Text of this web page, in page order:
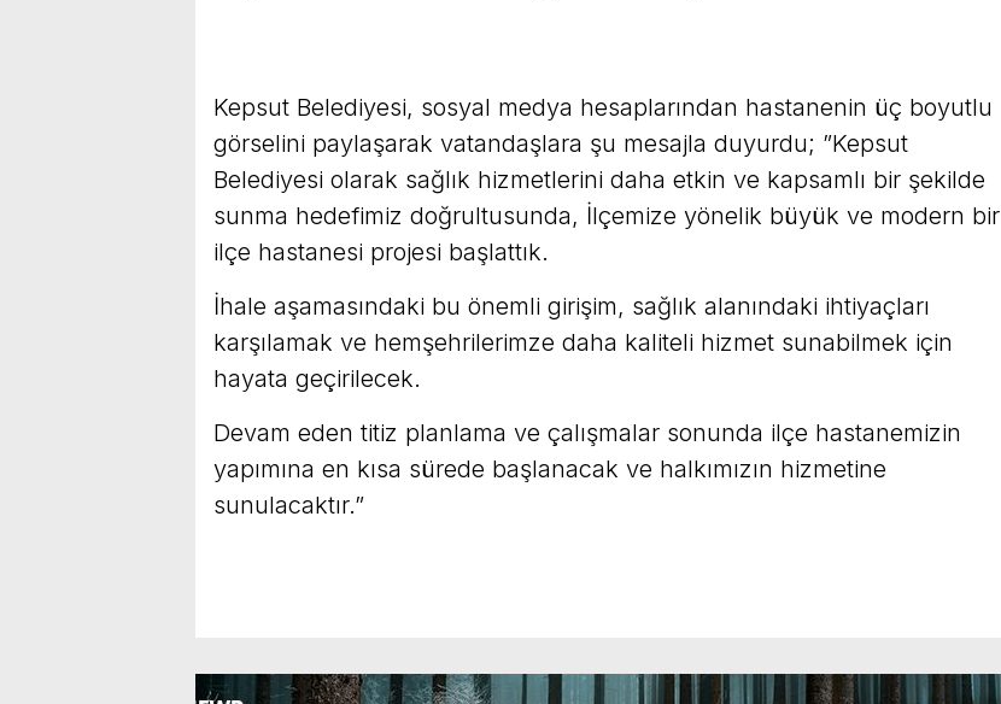
Kepsut Belediyesi, sosyal medya hesaplarından hastanenin üç boyutlu
görselini paylaşarak vatandaşlara şu mesajla duyurdu; ”Kepsut
Belediyesi olarak sağlık hizmetlerini daha etkin ve kapsamlı bir şekilde
sunma hedefimiz doğrultusunda, İlçemize yönelik büyük ve modern bir
ilçe hastanesi projesi başlattık.
İhale aşamasındaki bu önemli girişim, sağlık alanındaki ihtiyaçları
karşılamak ve hemşehrilerimze daha kaliteli hizmet sunabilmek için
hayata geçirilecek.
Devam eden titiz planlama ve çalışmalar sonunda ilçe hastanemizin
yapımına en kısa sürede başlanacak ve halkımızın hizmetine
sunulacaktır.”